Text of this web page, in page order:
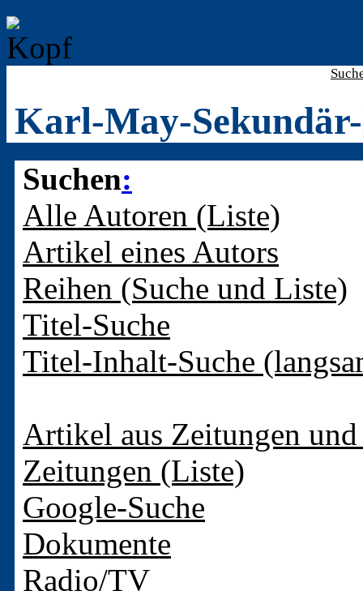
Karl-May-
Suchen:
Alle Autoren (Liste)
Artikel eines Autors
Reihen (Suche und Liste)
Titel-Suche
Titel-Inhalt-Suche
Artikel aus Zeitungen
Zeitungen (Liste)
Google-Suche
Dokumente
Radio/TV